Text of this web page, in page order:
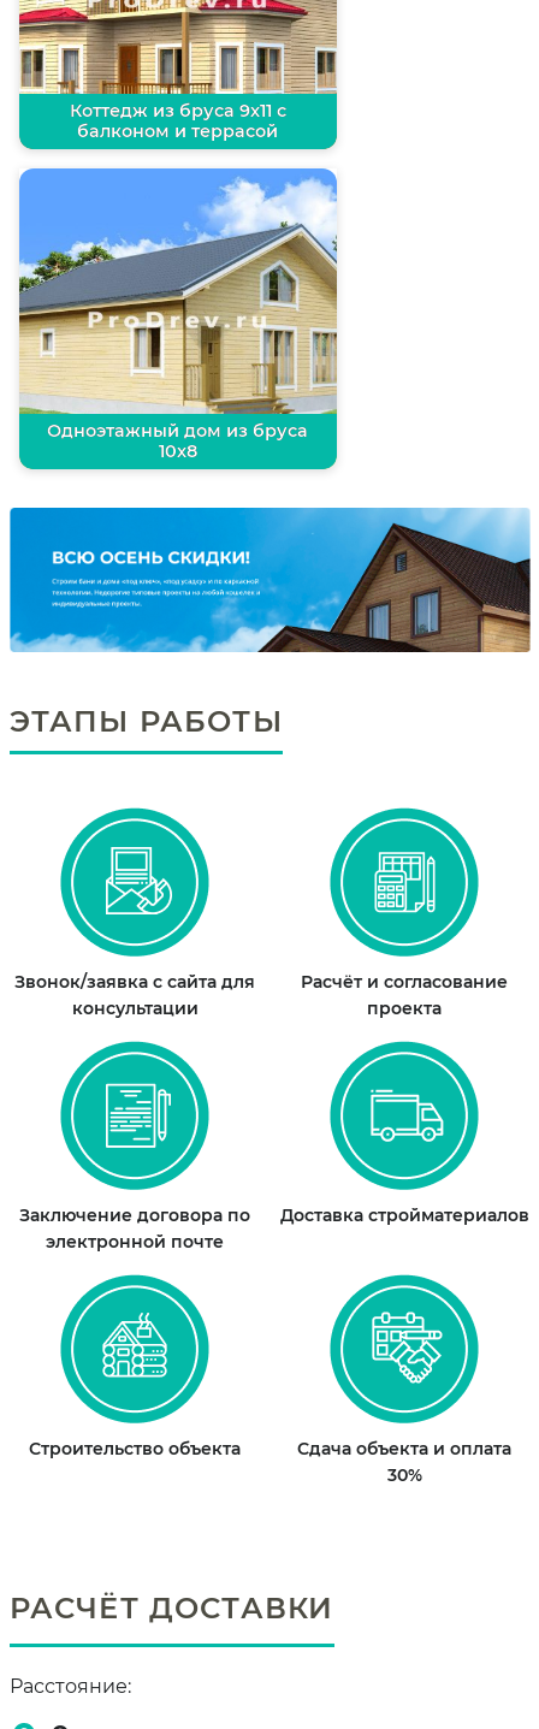
Коттедж из бруса 9х11 с
балконом и террасой
Одноэтажный дом из бруса
10х8
ЭТАПЫ РАБОТЫ
Звонок/заявка с сайта для
консультации
Расчёт и согласование
проекта
Заключение договора по
электронной почте
Доставка стройматериалов
Строительство объекта
Сдача объекта и оплата
30%
РАСЧЁТ ДОСТАВКИ
Расстояние: